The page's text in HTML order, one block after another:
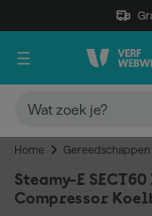
Home Gereedschappen
Steamy-E
Compressor